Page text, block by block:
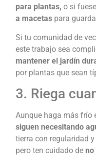
para plantas, o si
a macetas para
Si tu comunidad de
este trabajo sea
mantener el jardín
por plantas que sean
3. Riega
Aunque haga más frío
siguen necesitando
tierra con regularidad
pero ten cuidado de